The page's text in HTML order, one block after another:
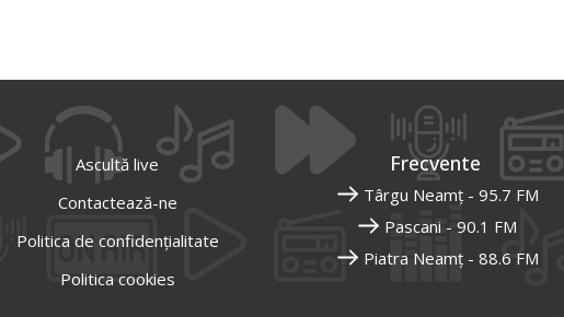
Ascultă live
Contactează-ne
Politica de confidențialitate
Politica cookies
Frecvente
Târgu Neamț - 95.7 FM
Pascani - 90.1 FM
Piatra Neamț - 88.6 FM